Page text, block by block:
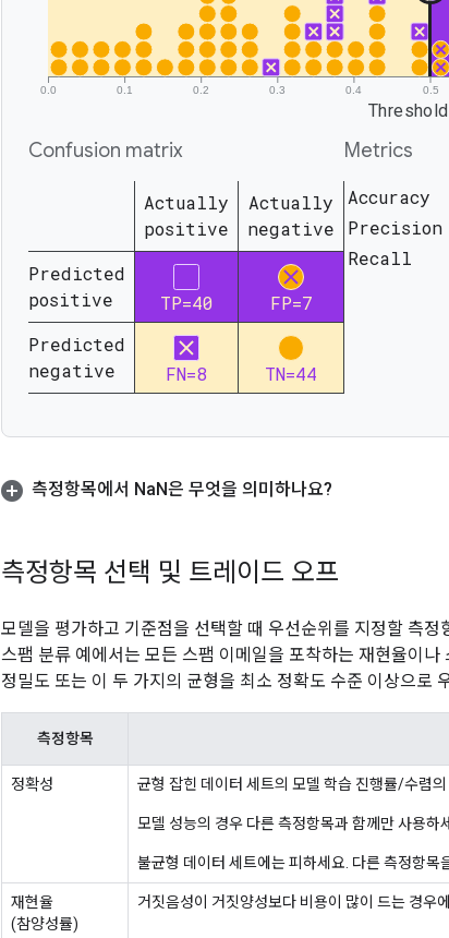
측정항목에서 Na N은 무엇을 의미하나요?
측정항목 선택 및 트레이드 오프
모델을 평가하고 기준점을 선택할 때 우선순위를 지정할 측
스팸 분류 예에서는 모든 스팸 이메일을 포착하는 재현율이
정밀도 또는 이 두 가지의 균형을 최소 정확도 수준 이상으로
측정항목
정확성 균형 잡힌 데이터 세트의 모델 학습 진행률/수렴
모델 성능의 경우 다른 측정항목과 함께만 사용하
불균형 데이터 세트에는 피하세요. 다른 측정항목
재현율
(참양성률)
거짓음성이 거짓양성보다 비용이 많이 드는 경우